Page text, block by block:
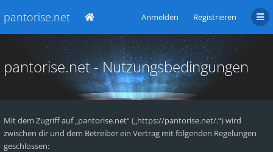
pantorise.net Anmelden Registrieren
pantorise.net - Nutzungsbedingungen
Mit dem Zugriff auf „pantorise.net“ („https://pantorise.net/.“) wird
zwischen dir und dem Betreiber ein Vertrag mit folgenden Regelungen
geschlossen: